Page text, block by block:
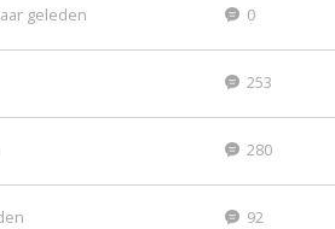
geleden 0
253
280
92